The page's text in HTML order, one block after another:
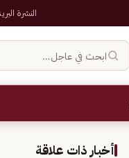
النشرة
ابحث في عاجل…
أخبار ذات علاقة